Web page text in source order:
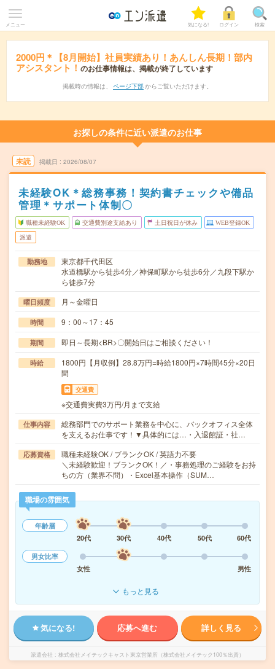
メニュー 気になる! ログイン 検索
2000円＊【8月開始】社員実績あり！あんしん長期！部内
アシスタント！ のお仕事情報は、掲載が終了しています
掲載時の情報は、 ページ下部 からご覧いただけます。
お探しの条件に近い派遣のお仕事
未読 掲載日 2026/08/07
未経験OK＊総務事務！契約書チェックや備品
管理＊サポート体制〇
職種未経験OK 交通費別途支給あり 土日祝日が休み WEB登録OK
派遣
勤務地
東京都千代田区
水道橋駅から徒歩4分／神保町駅から徒歩6分／九段下駅か
ら徒歩7分
曜日頻度 月～金曜日
時間 9：00～17：45
期間 即日～長期<BR>〇開始日はご相談ください！
時給
1800円【月収例】28.8万円=時給1800円×7時間45分×20日
間
交通費
※交通費実費3万円/月まで支給
仕事内容
総務部門でのサポート業務を中心に、バックオフィス全体
を支えるお仕事です！▼具体的には…・入退館証・社…
応募資格
職種未経験OK / ブランクOK / 英語力不要
＼未経験歓迎！ブランクOK！／・事務処理のご経験をお持
ちの方（業界不問）・Excel基本操作（SUM…
職場の雰囲気
年齢層
20代
30代 40代 50代
60代
男女比率
女性
男性
もっと見る
気になる! 応募へ進む 詳しく見る
派遣会社 株式会社メイテックキャスト東京営業所（株式会社メイテック100％出資）